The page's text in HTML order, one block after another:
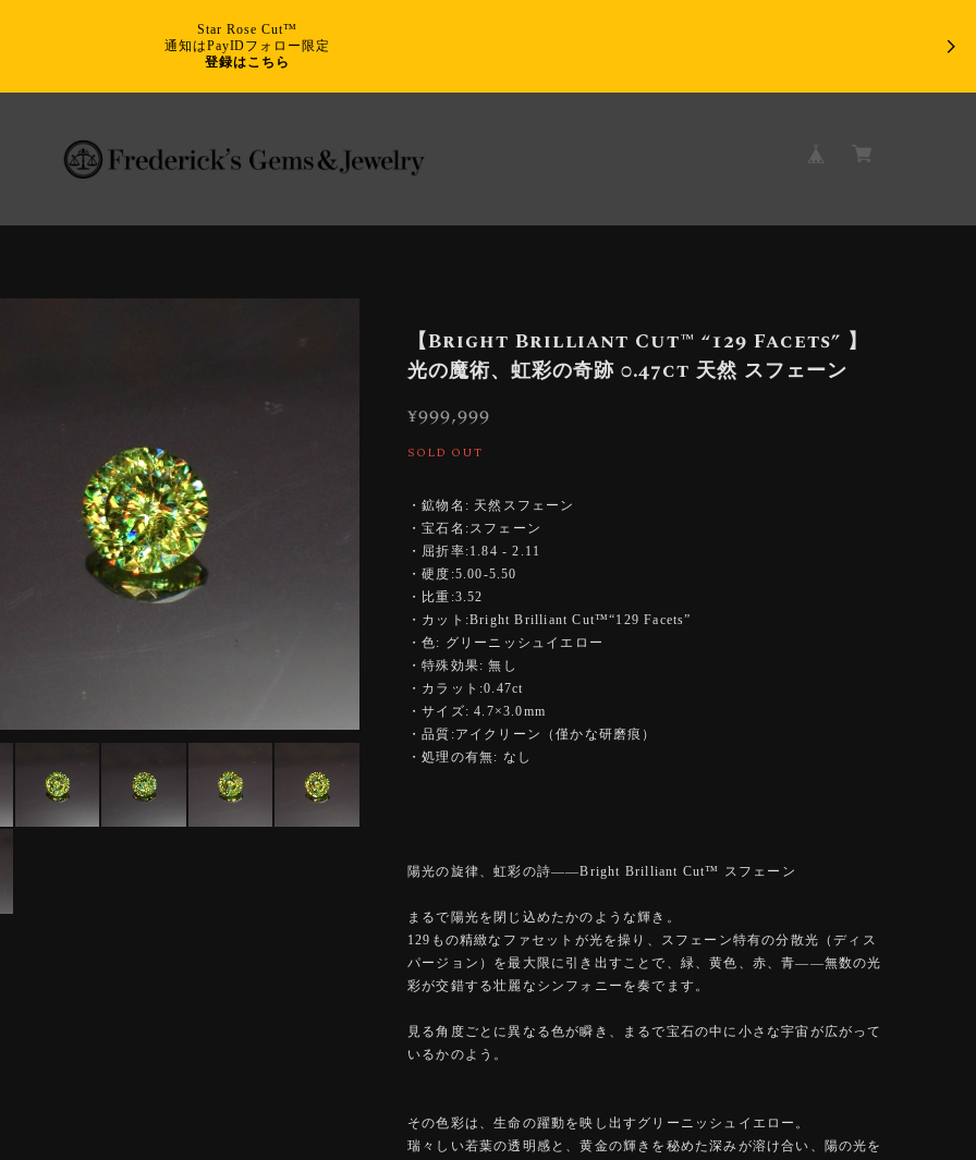
Star Rose Cut™
通知はPayIDフォロー限定
登録はこちら
【Bright Brilliant Cut™️ “129 Facets” 】
光の魔術、虹彩の奇跡 0.47ct 天然 スフェーン
¥999,999
SOLD OUT
・鉱物名: 天然スフェーン
・宝石名:スフェーン
・屈折率:1.84 - 2.11
・硬度:5.00-5.50
・比重:3.52
・カット:Bright Brilliant Cut™️“129 Facets”
・色: グリーニッシュイエロー
・特殊効果: 無し
・カラット:0.47ct
・サイズ: 4.7×3.0mm
・品質:アイクリーン（僅かな研磨痕）
・処理の有無: なし
陽光の旋律、虹彩の詩――Bright Brilliant Cut™️ スフェーン
まるで陽光を閉じ込めたかのような輝き。
129もの精緻なファセットが光を操り、スフェーン特有の分散光（ディス
パージョン）を最大限に引き出すことで、緑、黄色、赤、青――無数の光
彩が交錯する壮麗なシンフォニーを奏でます。
見る角度ごとに異なる色が瞬き、まるで宝石の中に小さな宇宙が広がって
いるかのよう。
その色彩は、生命の躍動を映し出すグリーニッシュイエロー。
瑞々しい若葉の透明感と、黄金の輝きを秘めた深みが溶け合い、陽の光を